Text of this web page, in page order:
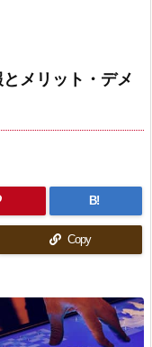
メリット・デメ
B!
Copy